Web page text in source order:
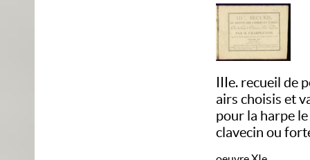
IIIe. recueil de
airs choisis et
pour la harpe le
clavecin ou